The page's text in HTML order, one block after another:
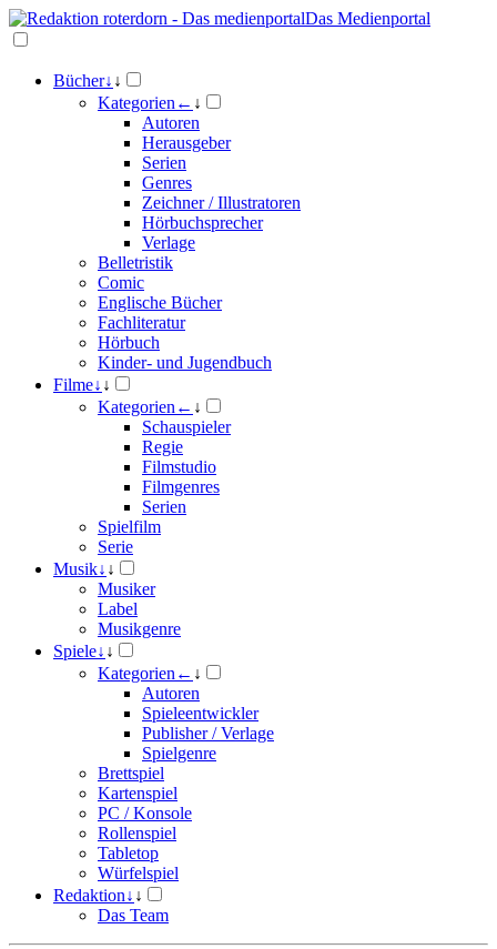
Das Medienportal
Bücher↓ ↓
Kategorien ← ↓
Autoren
Herausgeber
Serien
Genres
Zeichner / Illustratoren
Hörbuchsprecher
Verlage
Belletristik
Comic
Englische Bücher
Fachliteratur
Hörbuch
Kinder- und Jugendbuch
Filme↓ ↓
Kategorien ← ↓
Schauspieler
Regie
Filmstudio
Filmgenres
Serien
Spielfilm
Serie
Musik↓ ↓
Musiker
Label
Musikgenre
Spiele↓ ↓
Kategorien ← ↓
Autoren
Spieleentwickler
Publisher / Verlage
Spielgenre
Brettspiel
Kartenspiel
PC / Konsole
Rollenspiel
Tabletop
Würfelspiel
Redaktion↓ ↓
Das Team